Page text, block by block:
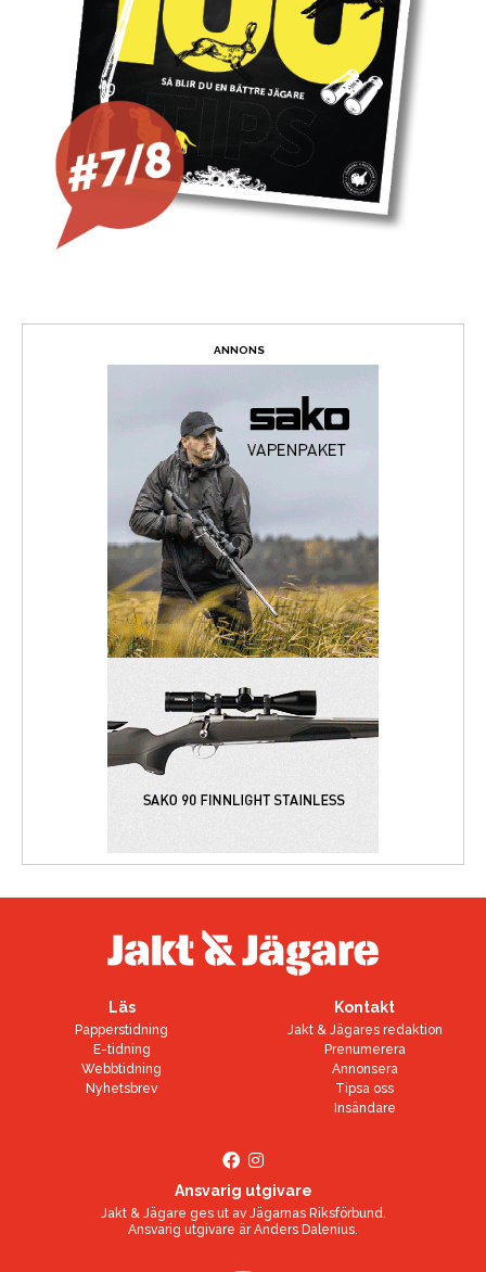
ANNONS
Läs
Papperstidning
E-tidning
Webbtidning
Nyhetsbrev
Kontakt
Jakt & Jägares redaktion
Prenumerera
Annonsera
Tipsa oss
Insändare
Ansvarig utgivare
Jakt & Jägare ges ut av Jägarnas Riksförbund.
Ansvarig utgivare ärAnders Dalenius.